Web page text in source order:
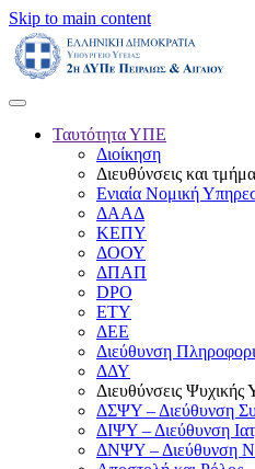
Skip to main content
Ταυτότητα ΥΠΕ
Διοίκηση
Διευθύνσεις και
Ενιαία Νομική
ΔΑΑΔ
ΚΕΠΥ
ΔΟΟΥ
ΔΠΑΠ
DPO
ΕΤΥ
ΔΕΕ
Διεύθυνση
ΔΔΥ
Διευθύνσεις Ψυχικής
ΔΣΨΥ – Διεύθυνση
ΔΙΨΥ – Διεύθυνση
ΔΝΨΥ – Διεύθυνση